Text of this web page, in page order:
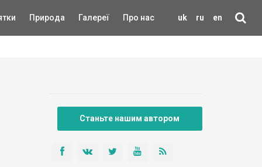
uk ru en
Природа Галереї Про нас
Станьте нашим автором